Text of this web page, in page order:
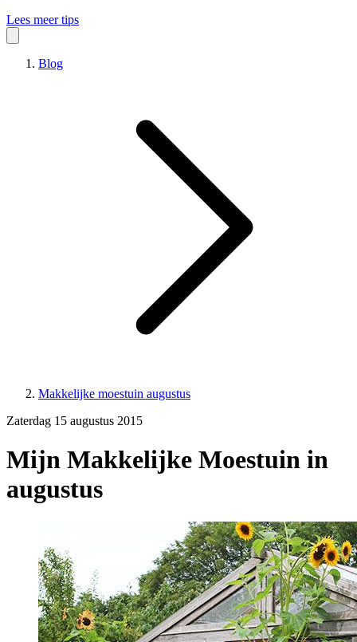
Lees meer tips
Blog
Makkelijke moestuin augustus
Zaterdag 15 augustus 2015
Mijn Makkelijke Moestuin in
augustus